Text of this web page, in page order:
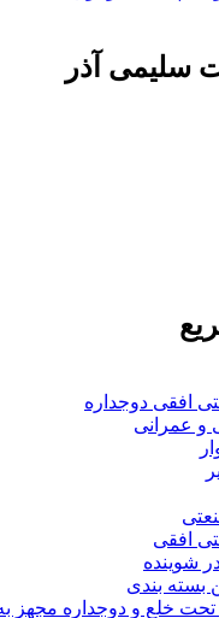
سليمی آذر
افقی دوجداره
و عمرانی
افقی
شوينده
بسته بندی
خلع و دوجداره مجهز